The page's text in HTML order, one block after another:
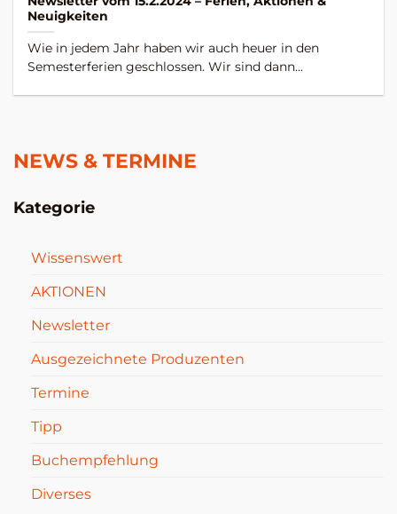
NEWS & TERMINE
Kategorie
Wissenswert
AKTIONEN
Newsletter
Ausgezeichnete Produzenten
Termine
Tipp
Buchempfehlung
Diverses
Neuigkeiten
Wie in jedem Jahr haben wir auch heuer in den
Semesterferien geschlossen. Wir sind dann...